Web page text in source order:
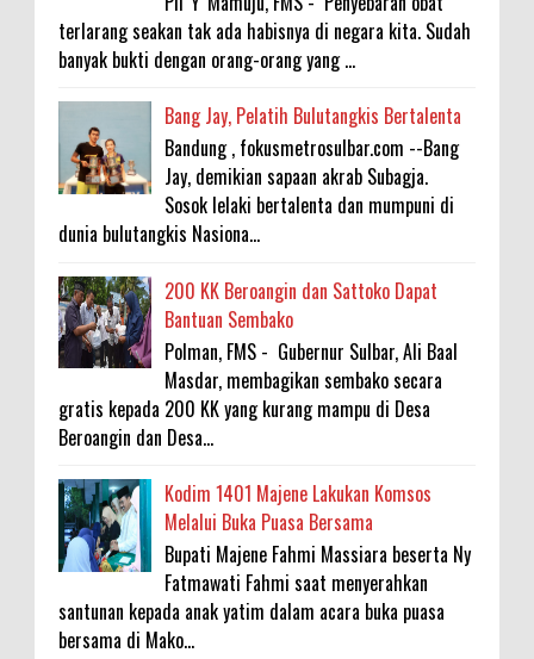
terlarang seakan tak ada habisnya di negara kita. Sudah
banyak bukti dengan orang-orang yang ...
Bang Jay, Pelatih Bulutangkis Bertalenta
Bandung , fokusmetrosulbar.com --Bang
Jay, demikian sapaan akrab Subagja.
Sosok lelaki bertalenta dan mumpuni di
dunia bulutangkis Nasiona...
200 KK Beroangin dan Sattoko Dapat
Bantuan Sembako
Polman, FMS - Gubernur Sulbar, Ali Baal
Masdar, membagikan sembako secara
gratis kepada 200 KK yang kurang mampu di Desa
Beroangin dan Desa...
Kodim 1401 Majene Lakukan Komsos
Melalui Buka Puasa Bersama
Bupati Majene Fahmi Massiara beserta Ny
Fatmawati Fahmi saat menyerahkan
santunan kepada anak yatim dalam acara buka puasa
bersama di Mako...